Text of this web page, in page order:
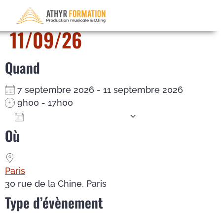
DJ Mix – du 07/09/26 au
11/09/26
Quand
7 septembre 2026 - 11 septembre 2026
9h00 - 17h00
Où
Paris
30 rue de la Chine, Paris
Type d’évènement